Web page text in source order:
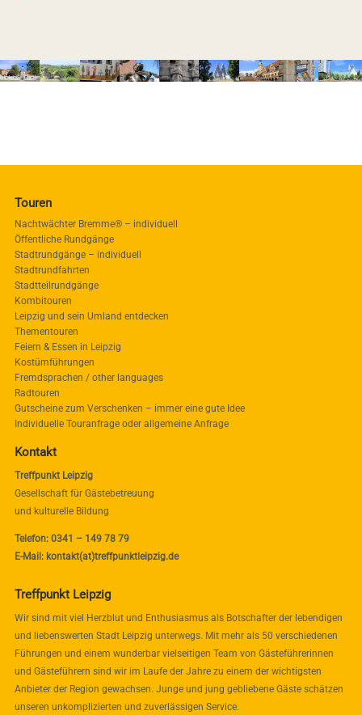
Touren
Nachtwächter Bremme® – individuell
Öffentliche Rundgänge
Stadtrundgänge – individuell
Stadtrundfahrten
Stadtteilrundgänge
Kombitouren
Leipzig und sein Umland entdecken
Thementouren
Feiern & Essen in Leipzig
Kostümführungen
Fremdsprachen / other languages
Radtouren
Gutscheine zum Verschenken – immer eine gute Idee
Individuelle Touranfrage oder allgemeine Anfrage
Kontakt
Treffpunkt Leipzig
Gesellschaft für Gästebetreuung
und kulturelle Bildung
Telefon: 0341 – 149 78 79
E-Mail: kontakt(at)treffpunktleipzig.de
Treffpunkt Leipzig
Wir sind mit viel Herzblut und Enthusiasmus als Botschafter der lebendigen
und liebenswerten Stadt Leipzig unterwegs. Mit mehr als 50 verschiedenen
Führungen und einem wunderbar vielseitigen Team von Gästeführerinnen
und Gästeführern sind wir im Laufe der Jahre zu einem der wichtigsten
Anbieter der Region gewachsen. Junge und jung gebliebene Gäste schätzen
unseren unkomplizierten und zuverlässigen Service.